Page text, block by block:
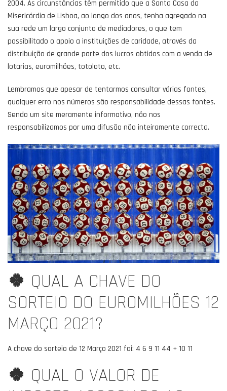
2004. As circunstâncias têm permitido que a Santa Casa da
Misericórdia de Lisboa, ao longo dos anos, tenha agregado na
sua rede um largo conjunto de mediadores, o que tem
possibilitado o apoio a instituições de caridade, através da
distribuição de grande parte dos lucros obtidos com a venda de
lotarias, euromilhões, totoloto, etc.
Lembramos que apesar de tentarmos consultar várias fontes,
qualquer erro nos números são responsabilidade dessas fontes.
Sendo um site meramente informativo, não nos
responsabilizamos por uma difusão não inteiramente correcta.
🍀 QUAL A CHAVE DO
SORTEIO DO EUROMILHÕES 12
MARÇO 2021?
A chave do sorteio de 12 Março 2021 foi: 4 6 9 11 44 + 10 11
🍀 QUAL O VALOR DE